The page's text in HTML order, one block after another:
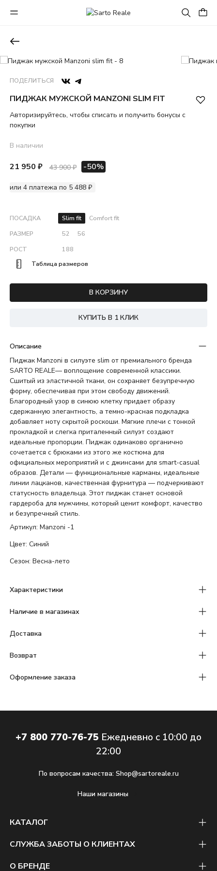
ПОДЕЛИТЬСЯ
ПИДЖАК МУЖСКОЙ MANZONI SLIM FIT
Авторизируйтесь, чтобы списать и получить бонусы с
покупки
В наличии
21 950 ₽ 43 900 ₽ -50%
или 4 платежа по 5 488 ₽
ПОСАДКА Slim fit
Comfort fit
РАЗМЕР
52
56
РОСТ
188
Таблица размеров
В КОРЗИНУ
КУПИТЬ В 1 КЛИК
Описание
Пиджак Manzoni в силуэте slim от премиального бренда
SARTO REALE— воплощение современной классики.
Сшитый из эластичной ткани, он сохраняет безупречную
форму, обеспечивая при этом свободу движений.
Благородный узор в синюю клетку придает образу
сдержанную элегантность, а темно-красная подкладка
добавляет ноту скрытой роскоши. Мягкие плечи с тонкой
прокладкой и слегка приталенный силуэт создают
идеальные пропорции. Пиджак одинаково органично
сочетается с брюками из этого же костюма для
официальных мероприятий и с джинсами для smart-casual
образов. Детали — функциональные карманы, идеальные
линии лацканов, качественная фурнитура — подчеркивают
статусность владельца. Этот пиджак станет основой
гардероба для мужчины, который ценит комфорт, качество
и безупречный стиль.
Артикул: Manzoni -1
Цвет: Синий
Сезон: Весна-лето
Характеристики
Наличие в магазинах
Доставка
Возврат
Оформление заказа
КАТАЛОГ
СЛУЖБА ЗАБОТЫ О КЛИЕНТАХ
О БРЕНДЕ
+7 800 770-76-75 Ежедневно с 10:00 до
22:00
По вопросам качества: Shop@sartoreale.ru
Наши магазины